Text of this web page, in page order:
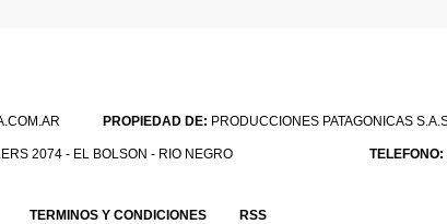
PROPIEDAD DE: PRODUCCIONES PATAGONICAS
2074 - EL BOLSON - RIO NEGRO TELEFONO:
TERMINOS Y CONDICIONES RSS